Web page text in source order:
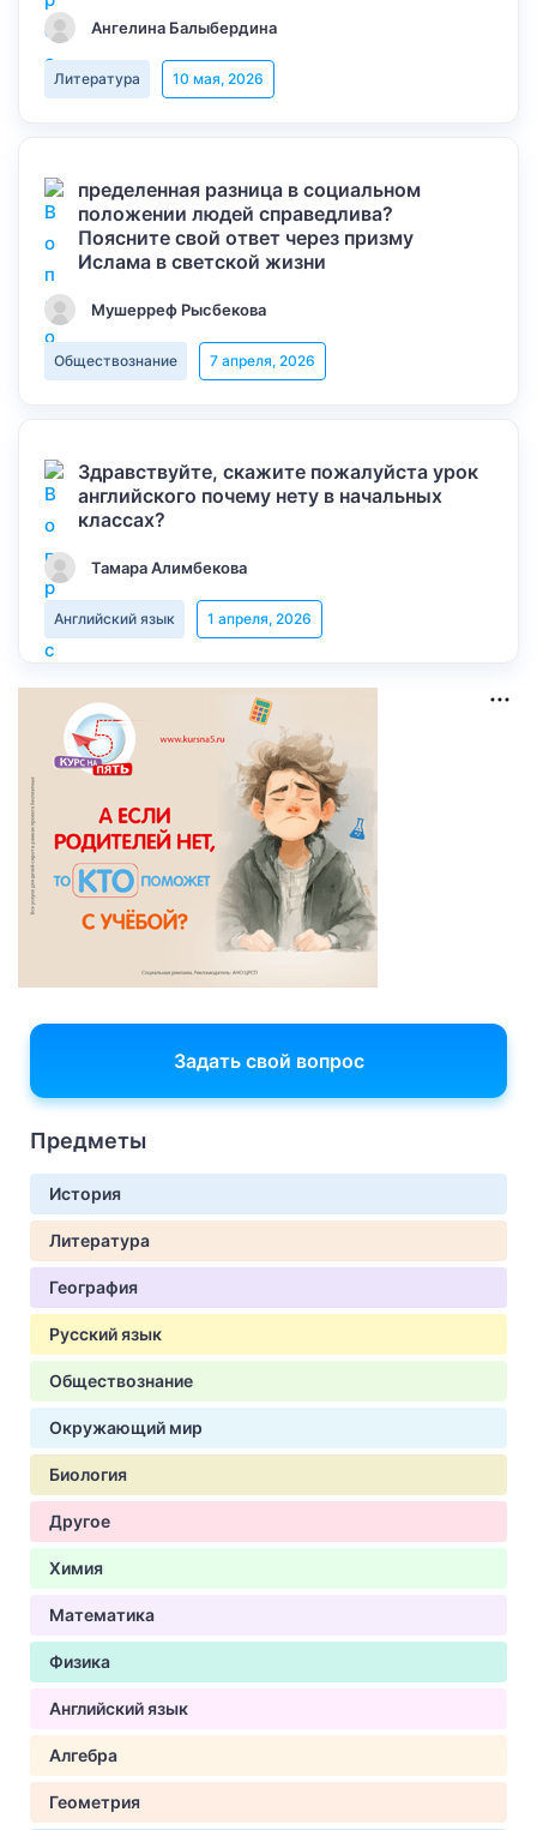
Ангелина Балыбердина
Литература 10 мая, 2026
пределенная разница в социальном
положении людей справедлива?
Поясните свой ответ через призму
Ислама в светской жизни
Мушерреф Рысбекова
Обществознание 7 апреля, 2026
Здравствуйте, скажите пожалуйста урок
английского почему нету в начальных
классах?
Тамара Алимбекова
Английский язык 1 апреля, 2026
Задать свой вопрос
Предметы
История
Литература
География
Русский язык
Обществознание
Окружающий мир
Биология
Другое
Химия
Математика
Физика
Английский язык
Алгебра
Геометрия